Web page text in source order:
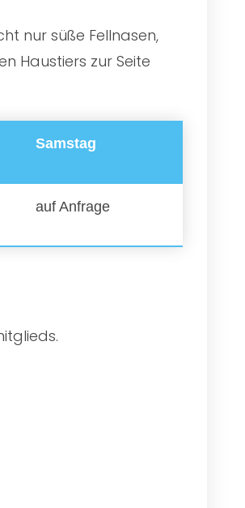
nur süße Fellnasen,
Haustiers zur Seite
Samstag
auf Anfrage